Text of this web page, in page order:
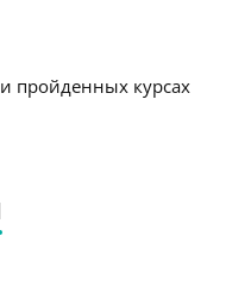
пройденных курсах